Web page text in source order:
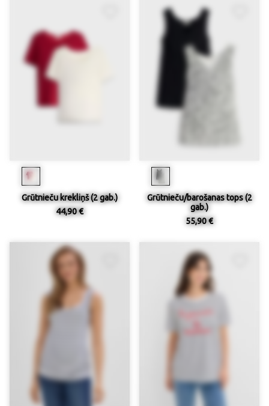
Grūtnieču krekliņš (2 gab.)
44,90 €
Grūtnieču/barošanas tops (2
gab.)
55,90 €